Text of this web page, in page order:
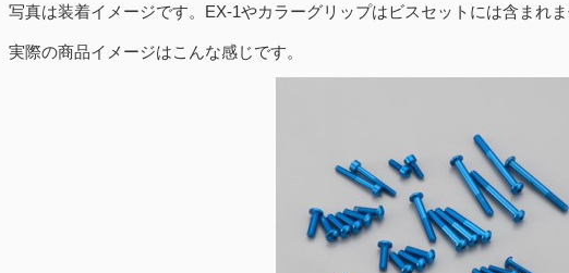
写真は装着イメージです。EX-1やカラーグリップはビスセットには含まれ
実際の商品イメージはこんな感じです。